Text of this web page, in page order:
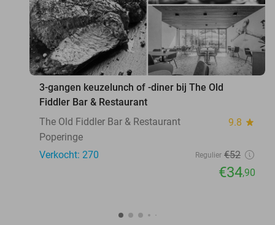
3-gangen keuzelunch of -diner bij The Old
Fiddler Bar & Restaurant
The Old Fiddler Bar & Restaurant
9.8 star
Poperinge
Verkocht: 270
Regulier €52
€34,90